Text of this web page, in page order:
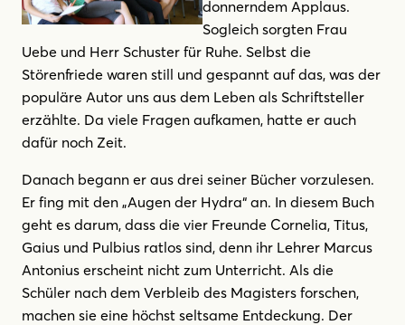
donnerndem Applaus.
Sogleich sorgten Frau
Uebe und Herr Schuster für Ruhe. Selbst die
Störenfriede waren still und gespannt auf das, was der
populäre Autor uns aus dem Leben als Schriftsteller
erzählte. Da viele Fragen aufkamen, hatte er auch
dafür noch Zeit.
Danach begann er aus drei seiner Bücher vorzulesen.
Er fing mit den „Augen der Hydra“ an. In diesem Buch
geht es darum, dass die vier Freunde Cornelia, Titus,
Gaius und Pulbius ratlos sind, denn ihr Lehrer Marcus
Antonius erscheint nicht zum Unterricht. Als die
Schüler nach dem Verbleib des Magisters forschen,
machen sie eine höchst seltsame Entdeckung. Der